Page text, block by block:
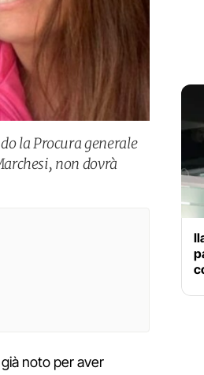
la Procura generale
non dovrà
noto per aver